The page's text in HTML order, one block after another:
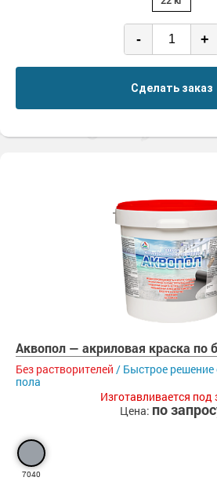
- +
Сделать заказ
Аквопол — акриловая краска по
Без растворителей / Быстрое решение
пола
Изготавливается под
Цена: по
7040